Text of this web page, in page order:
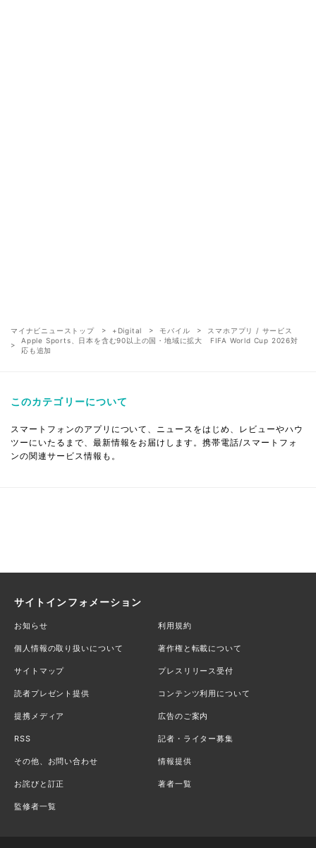
マイナビニューストップ +Digital モバイル
スマホアプリ / サービス
Apple Sports、日本を含む90以上の国・地域に拡大 FIFA World Cup 2026対
応も追加
このカテゴリーについて
スマートフォンのアプリについて、ニュースをはじめ、レビューやハウ
ツーにいたるまで、最新情報をお届けします。携帯電話/スマートフォ
ンの関連サービス情報も。
サイトインフォメーション
お知らせ 利用規約
個人情報の取り扱いについて 著作権と転載について
サイトマップ プレスリリース受付
読者プレゼント提供 コンテンツ利用について
提携メディア 広告のご案内
RSS 記者・ライター募集
その他、お問い合わせ 情報提供
お詫びと訂正 著者一覧
監修者一覧